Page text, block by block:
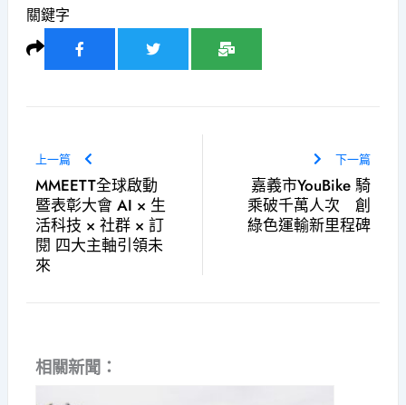
關鍵字
上一篇
MMEETT全球啟動
暨表彰大會 AI × 生
活科技 × 社群 × 訂
閱 四大主軸引領未
來
下一篇
嘉義市YouBike 騎
乘破千萬人次 創
綠色運輸新里程碑
相關新聞：